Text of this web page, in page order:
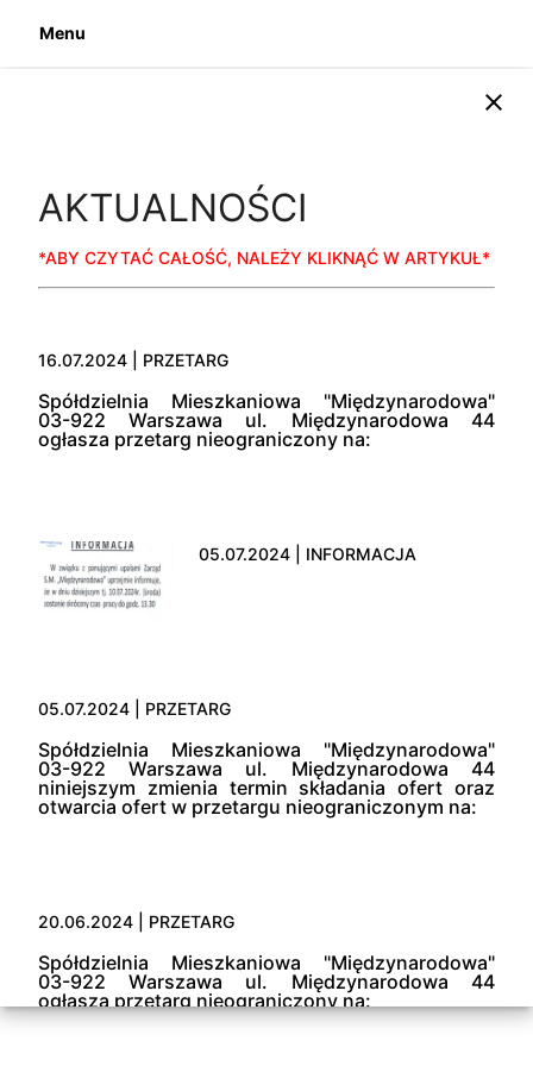
Menu
close
AKTUALNOŚCI
*ABY CZYTAĆ CAŁOŚĆ, NALEŻY KLIKNĄĆ W ARTYKUŁ*
16.07.2024 | PRZETARG
Spółdzielnia Mieszkaniowa "Międzynarodowa"
03-922 Warszawa ul. Międzynarodowa 44
ogłasza przetarg nieograniczony na:
05.07.2024 | INFORMACJA
05.07.2024 | PRZETARG
Spółdzielnia Mieszkaniowa "Międzynarodowa"
03-922 Warszawa ul. Międzynarodowa 44
niniejszym zmienia termin składania ofert oraz
otwarcia ofert w przetargu nieograniczonym na:
20.06.2024 | PRZETARG
Spółdzielnia Mieszkaniowa "Międzynarodowa"
03-922 Warszawa ul. Międzynarodowa 44
ogłasza przetarg nieograniczony na: